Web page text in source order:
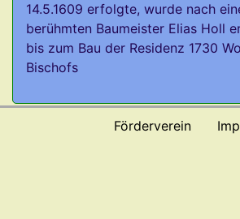
14.5.1609 erfolgte, wurde nach
berühmten Baumeister Elias Holl
bis zum Bau der Residenz 1730
Bischofs
Förderverein